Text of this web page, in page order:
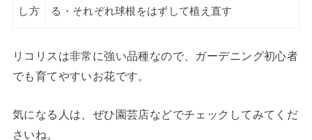
し方
る・それぞれ球根をはずして植え直す
リコリスは非常に強い品種なので、ガーデニング初心者
でも育てやすいお花です。
気になる人は、ぜひ園芸店などでチェックしてみてくだ
さいね。